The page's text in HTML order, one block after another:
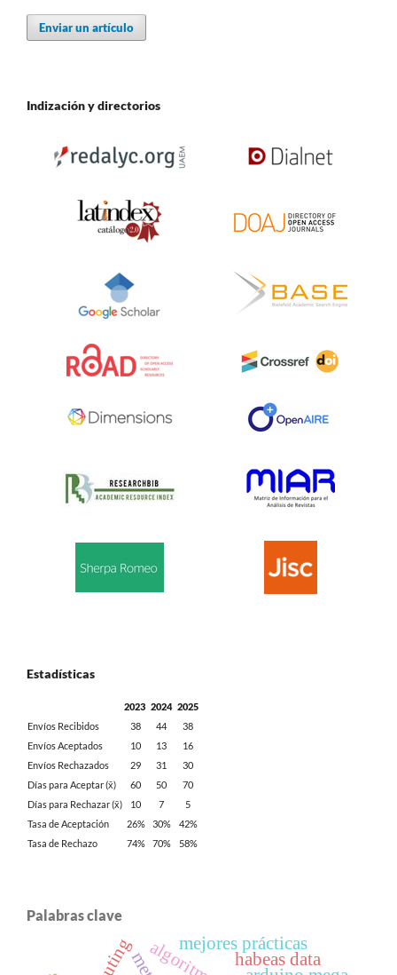
Enviar un artículo
Indización y directorios
Estadísticas
2023 2024 2025
Envíos Recibidos
38 44
38
Envíos Aceptados
10 13
16
Envíos Rechazados
29 31
30
Días para Aceptar (x̄)
60 50
70
Días para Rechazar (x̄)
10 7
5
Tasa de Aceptación
26% 30%
42%
Tasa de Rechazo
74% 70% 58%
Palabras clave
mejores prácticas
habeas data